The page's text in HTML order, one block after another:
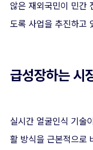
않은 재외국민이 민간
도록 사업을 추진하고
급성장하는 시
실시간 얼굴인식 기술
활 방식을 근본적으로